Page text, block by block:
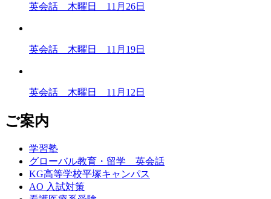
英会話 木曜日 11月26日
英会話 木曜日 11月19日
英会話 木曜日 11月12日
ご案内
学習塾
グローバル教育・留学 英会話
KG高等学校平塚キャンパス
AO 入試対策